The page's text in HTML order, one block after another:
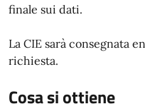
finale sui dati.
La CIE sarà consegnata
richiesta.
Cosa si ottiene